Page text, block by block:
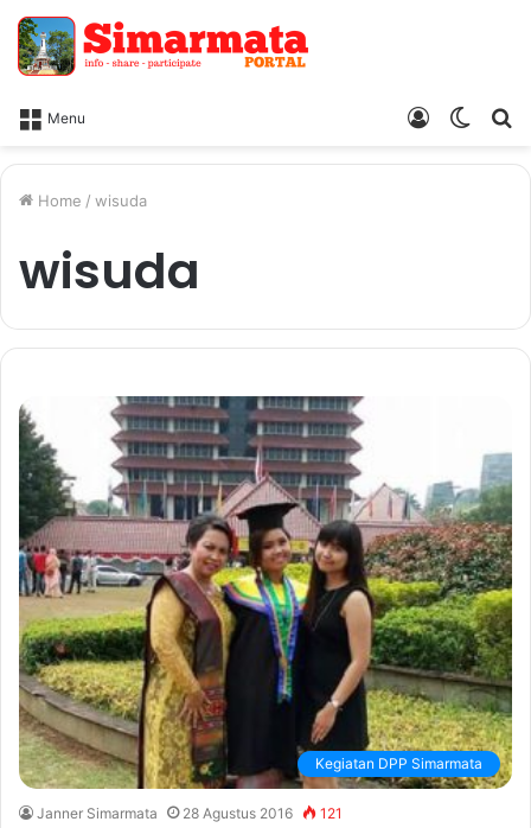
Menu
Switch
Log
Home / wisuda
wisuda
Kegiatan DPP Simarmata
Janner Simarmata 28 Agustus 2016 121